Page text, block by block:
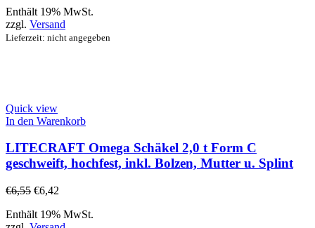
Enthält 19% MwSt.
zzgl. Versand
Lieferzeit: nicht angegeben
Quick view
In den Warenkorb
LITECRAFT Omega Schäkel 2,0 t Form C
geschweift, hochfest, inkl. Bolzen, Mutter u. Splint
€6,55 €6,42
Enthält 19% MwSt.